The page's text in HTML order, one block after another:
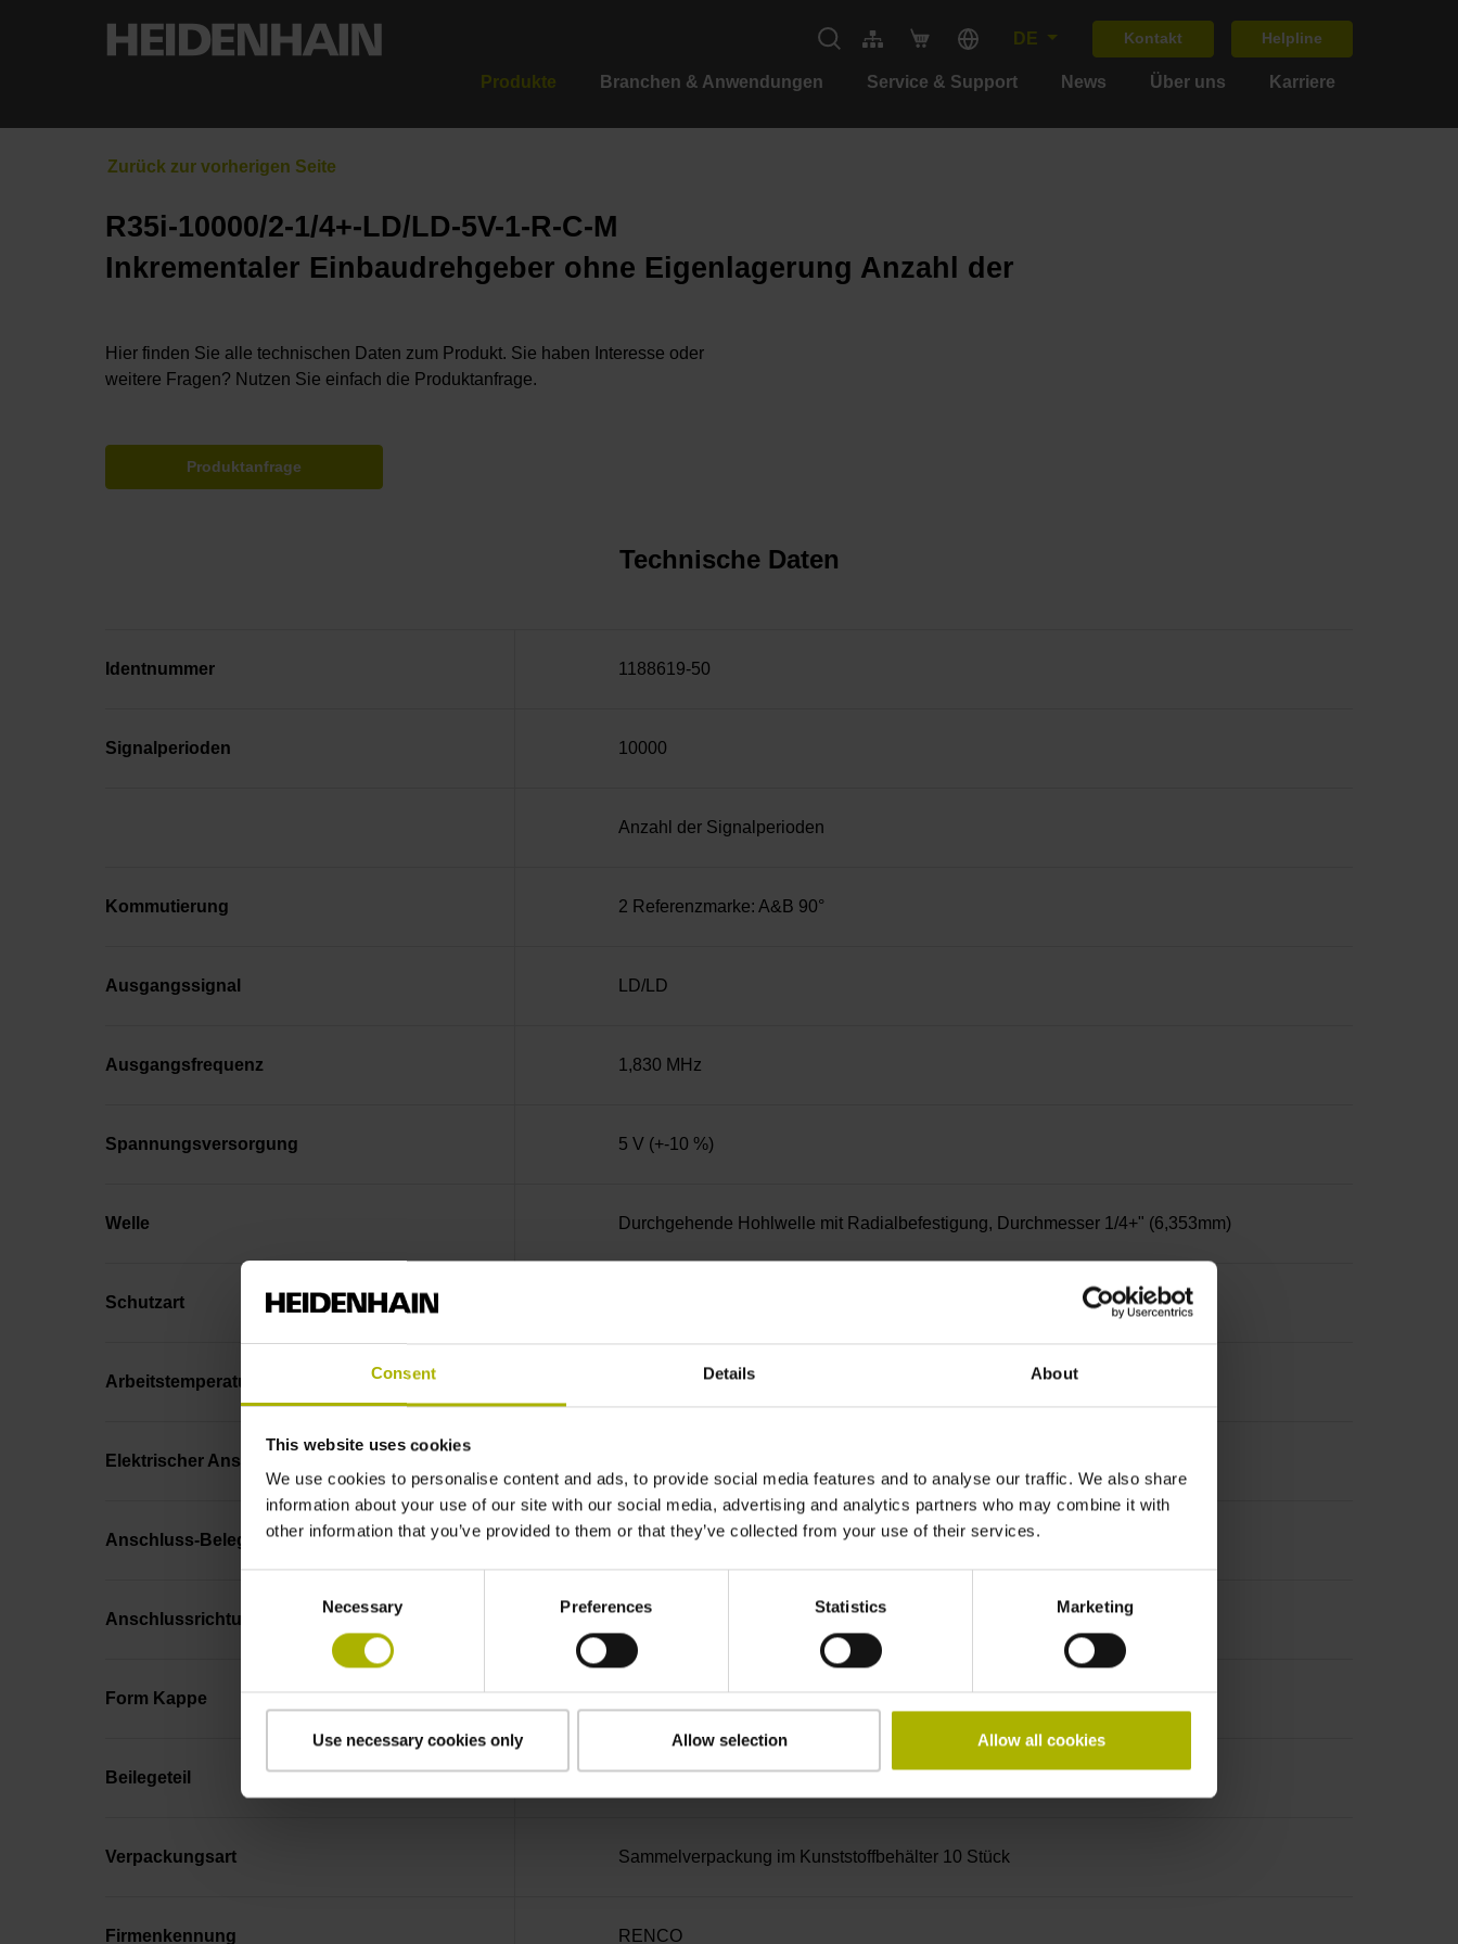
Consent Details About
This website uses cookies
We use cookies to personalise content and ads, to provide social media features and to analyse our traffic. We also share
information about your use of our site with our social media, advertising and analytics partners who may combine it with
other information that you’ve provided to them or that they’ve collected from your use of their services.
Necessary Preferences Statistics Marketing
Use necessary cookies only Allow selection Allow all cookies
DE Kontakt Helpline
Produkte Branchen & Anwendungen Service & Support News Über uns Karriere
R35i-10000/2-1/4+-LD/LD-5V-1-R-C-M
Inkrementaler Einbaudrehgeber ohne Eigenlagerung Anzahl der
Hier finden Sie alle technischen Daten zum Produkt. Sie haben Interesse oder
weitere Fragen? Nutzen Sie einfach die Produktanfrage.
Produktanfrage
Technische Daten
Identnummer 1188619-50
Signalperioden 10000
Anzahl der Signalperioden
Kommutierung 2 Referenzmarke: A&B 90°
Ausgangssignal LD/LD
Ausgangsfrequenz 1,830 MHz
Spannungsversorgung 5 V (+-10 %)
Welle Durchgehende Hohlwelle mit Radialbefestigung, Durchmesser 1/4+" (6,353mm)
Schutzart
Arbeitstemperatur -30/+115 °C
Elektrischer Anschluss
Anschluss-Belegung D730584
Anschlussrichtung radial
Form Kappe geschlossene Kappe
Beilegeteil Schraube 2x M2,5x5,25mm T8-Torx und Winkelschraubendreher (Four-spline)
Verpackungsart Sammelverpackung im Kunststoffbehälter 10 Stück
Firmenkennung RENCO